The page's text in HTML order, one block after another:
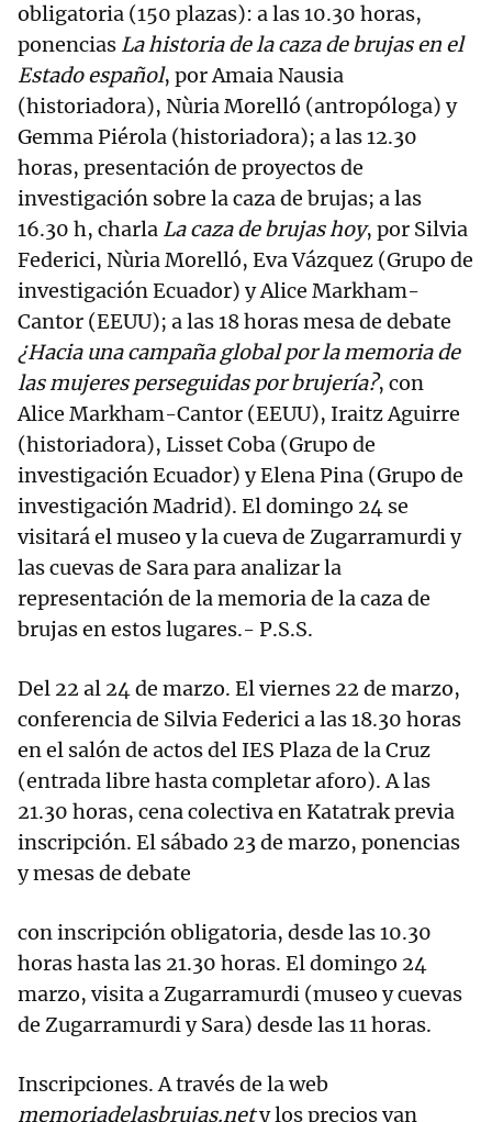
obligatoria (150 plazas): a las 10.30 horas,
ponencias La historia de la caza de brujas en el
Estado español, por Amaia Nausia
(historiadora), Nùria Morelló (antropóloga) y
Gemma Piérola (historiadora); a las 12.30
horas, presentación de proyectos de
investigación sobre la caza de brujas; a las
16.30 h, charla La caza de brujas hoy, por Silvia
Federici, Nùria Morelló, Eva Vázquez (Grupo de
investigación Ecuador) y Alice Markham-
Cantor (EEUU); a las 18 horas mesa de debate
¿Hacia una campaña global por la memoria de
las mujeres perseguidas por brujería?, con
Alice Markham-Cantor (EEUU), Iraitz Aguirre
(historiadora), Lisset Coba (Grupo de
investigación Ecuador) y Elena Pina (Grupo de
investigación Madrid). El domingo 24 se
visitará el museo y la cueva de Zugarramurdi y
las cuevas de Sara para analizar la
representación de la memoria de la caza de
brujas en estos lugares.- P.S.S.
Del 22 al 24 de marzo. El viernes 22 de marzo,
conferencia de Silvia Federici a las 18.30 horas
en el salón de actos del IES Plaza de la Cruz
(entrada libre hasta completar aforo). A las
21.30 horas, cena colectiva en Katatrak previa
inscripción. El sábado 23 de marzo, ponencias
y mesas de debate
con inscripción obligatoria, desde las 10.30
horas hasta las 21.30 horas. El domingo 24
marzo, visita a Zugarramurdi (museo y cuevas
de Zugarramurdi y Sara) desde las 11 horas.
Inscripciones. A través de la web
memoriadelasbrujas.nety los precios van